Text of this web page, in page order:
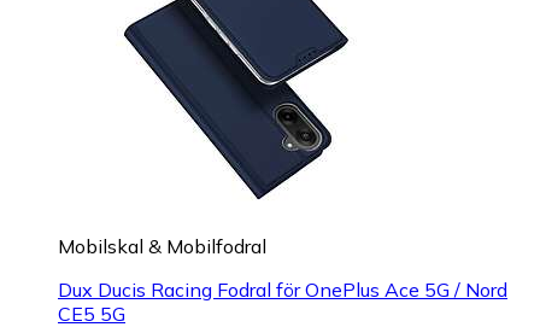
Mobilskal & Mobilfodral
Dux Ducis Racing Fodral för OnePlus Ace 5G / Nord
CE5 5G